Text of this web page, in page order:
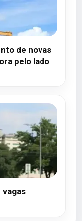
de novas
pelo lado
vagas